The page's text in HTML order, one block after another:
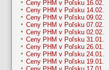
Ceny PHM v Poľsku 16.02.
Ceny PHM v Poľsku 14.02.
Ceny PHM v Poľsku 09.02.
Ceny PHM v Poľsku 07.02.
Ceny PHM v Poľsku 02.02.
Ceny PHM v Poľsku 31.01.
Ceny PHM v Poľsku 26.01.
Ceny PHM v Poľsku 24.01.
Ceny PHM v Poľsku 19.01.